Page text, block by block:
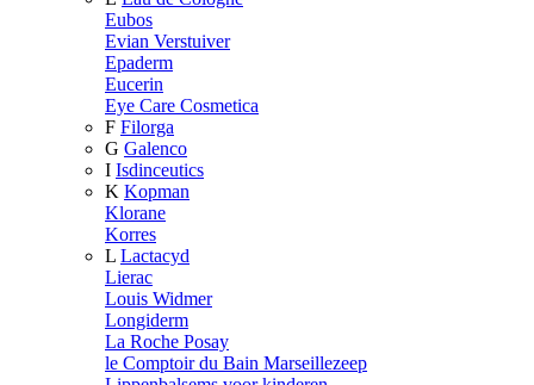
Eubos
Evian Verstuiver
Epaderm
Eucerin
Eye Care Cosmetica
F Filorga
G Galenco
I Isdinceutics
K Kopman
Klorane
Korres
L Lactacyd
Lierac
Louis Widmer
Longiderm
La Roche Posay
le Comptoir du Bain Marseillezeep